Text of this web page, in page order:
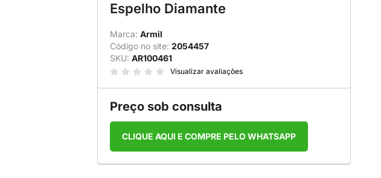
Decoração e Espelhos
Mesas de Apoio e Laterais
Mesas de Centro
Mesas de Jantar
Móveis Soltos
Espelho Diamante
Marca: Armil
Código no site: 2054457
SKU: AR100461
Visualizar avaliações
Preço sob consulta
CLIQUE AQUI E COMPRE PELO WHATSAPP